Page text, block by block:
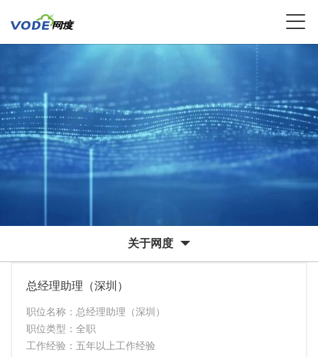
关于网度
总经理助理（深圳）
职位名称：总经理助理（深圳）
职位类型：全职
工作经验：五年以上工作经验